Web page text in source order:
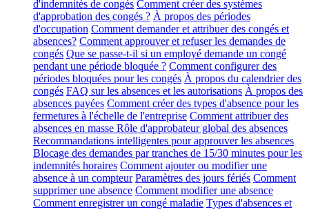
d'indemnités de congés Comment créer des systèmes
d'approbation des congés ? À propos des périodes
d'occupation Comment demander et attribuer des congés et
absences? Comment approuver et refuser les demandes de
congés Que se passe-t-il si un employé demande un congé
pendant une période bloquée ? Comment configurer des
périodes bloquées pour les congés À propos du calendrier des
congés FAQ sur les absences et les autorisations À propos des
absences payées Comment créer des types d'absence pour les
fermetures à l'échelle de l'entreprise Comment attribuer des
absences en masse Rôle d'approbateur global des absences
Recommandations intelligentes pour approuver les absences
Blocage des demandes par tranches de 15/30 minutes pour les
indemnités horaires Comment ajouter ou modifier une
absence à un compteur Paramètres des jours fériés Comment
supprimer une absence Comment modifier une absence
Comment enregistrer un congé maladie Types d'absences et